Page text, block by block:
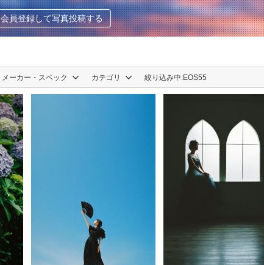
会員登録して写真投稿する
メーカー・スペック カテゴリ 絞り込み中:EOS55
黒水 雪那| Setsuna Kurouzu 5